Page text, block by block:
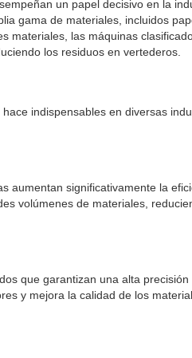
un papel decisivo en la
gama de materiales, incluidos
materiales, las máquinas
los residuos en vertederos.
indispensables en diversas
aumentan significativamente la
volúmenes de materiales,
que garantizan una alta precisión
y mejora la calidad de los